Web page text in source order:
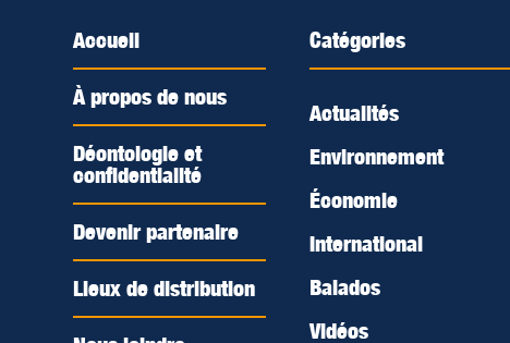
Accueil
À propos de nous
Déontologie et
confidentialité
Devenir partenaire
Lieux de distribution
Catégories
Actualités
Environnement
Économie
International
Balados
Vidéos